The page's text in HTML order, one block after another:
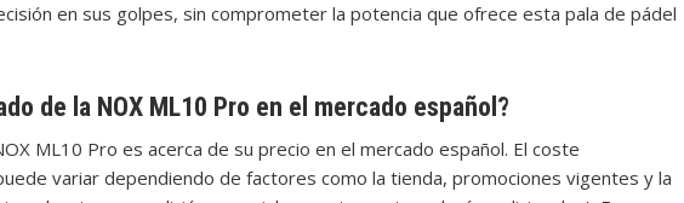
en sus golpes, sin comprometer la potencia que ofrece esta pala de pádel
de la NOX ML10 Pro en el mercado español?
ML10 Pro es acerca de su precio en el mercado español. El coste
variar dependiendo de factores como la tienda, promociones vigentes y la